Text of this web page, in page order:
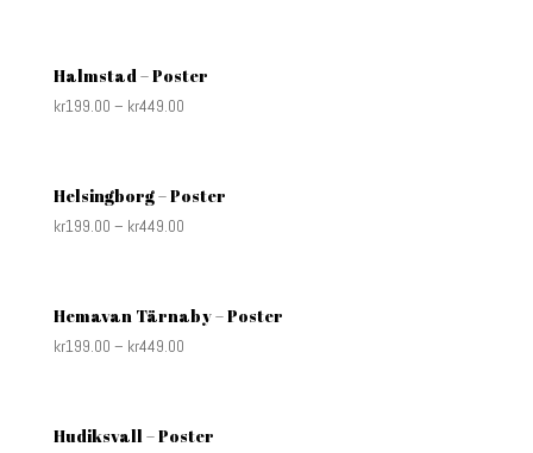
Halmstad – Poster
kr199.00 – kr449.00
Helsingborg – Poster
kr199.00 – kr449.00
Hemavan Tärnaby – Poster
kr199.00 – kr449.00
Hudiksvall – Poster